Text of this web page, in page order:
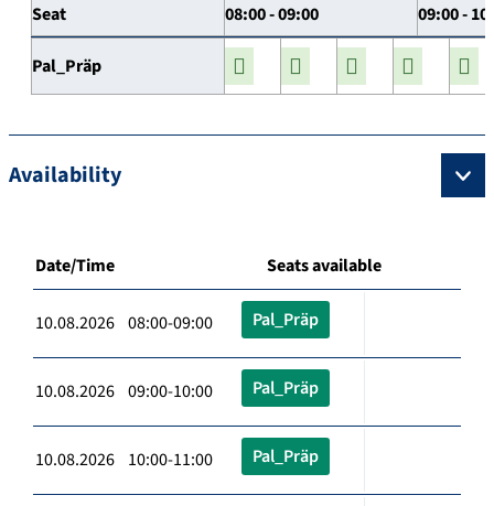
Seat 08:00 - 09:00 09:00 -
Pal_Präp
Availability
Date/Time Seats available
10.08.2026 08:00-09:00 Pal_Präp
10.08.2026 09:00-10:00 Pal_Präp
10.08.2026 10:00-11:00 Pal_Präp